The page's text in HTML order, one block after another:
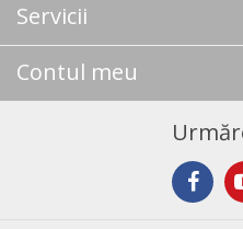
Servicii
Contul meu